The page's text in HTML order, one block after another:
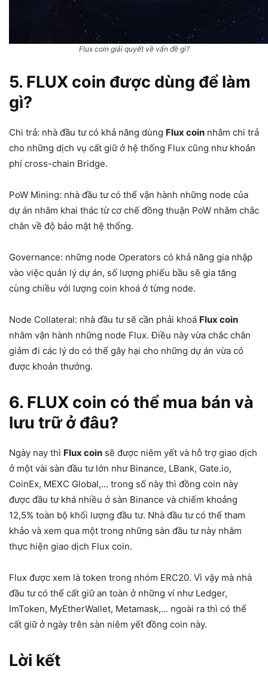
Flux coin giải quyết về vấn đề gì?
5. FLUX coin được dùng để làm
gì?
Chi trả: nhà đầu tư có khả năng dùng Flux coin nhằm chi trả
cho những dịch vụ cất giữ ở hệ thống Flux cũng như khoản
phí cross-chain Bridge.
PoW Mining: nhà đầu tư có thể vận hành những node của
dự án nhằm khai thác từ cơ chế đồng thuận PoW nhằm chắc
chắn về độ bảo mật hệ thống.
Governance: những node Operators có khả năng gia nhập
vào việc quản lý dự án, số lượng phiếu bầu sẽ gia tăng
cùng chiều với lượng coin khoá ở từng node.
Node Collateral: nhà đầu tư sẽ cần phải khoá Flux coin
nhằm vận hành những node Flux. Điều này vừa chắc chắn
giảm đi các lý do có thể gây hại cho những dự án vừa có
được khoản thưởng.
6. FLUX coin có thể mua bán và
lưu trữ ở đâu?
Ngày nay thì Flux coin sẽ được niêm yết và hỗ trợ giao dịch
ở một vài sàn đầu tư lớn như Binance, LBank, Gate.io,
CoinEx, MEXC Global,… trong số này thì đồng coin này
được đầu tư khá nhiều ở sàn Binance và chiếm khoảng
12,5% toàn bộ khối lượng đầu tư. Nhà đầu tư có thể tham
khảo và xem qua một trong những sàn đầu tư này nhằm
thực hiện giao dịch Flux coin.
Flux được xem là token trong nhóm ERC20. Vì vậy mà nhà
đầu tư có thể cất giữ an toàn ở những ví như Ledger,
ImToken, MyEtherWallet, Metamask,… ngoài ra thì có thể
cất giữ ở ngày trên sàn niêm yết đồng coin này.
Lời kết